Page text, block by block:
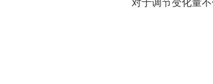
对于调节变化量